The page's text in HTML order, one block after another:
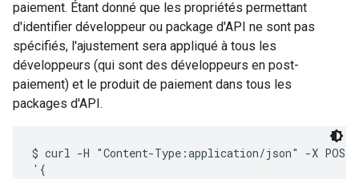
paiement. Étant donné que les propriétés permettant
d'identifier développeur ou package d'API ne sont pas
spécifiés, l'ajustement sera appliqué à tous les
développeurs (qui sont des développeurs en post-
paiement) et le produit de paiement dans tous les
packages d'API.
$ curl -H "Content-Type:application/json" -X
'{